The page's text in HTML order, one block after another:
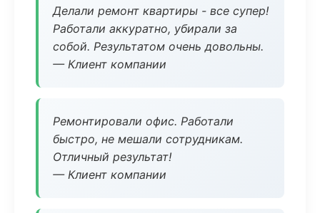
Делали ремонт квартиры - все супер!
Работали аккуратно, убирали за
собой. Результатом очень довольны.
— Клиент компании
Ремонтировали офис. Работали
быстро, не мешали сотрудникам.
Отличный результат!
— Клиент компании